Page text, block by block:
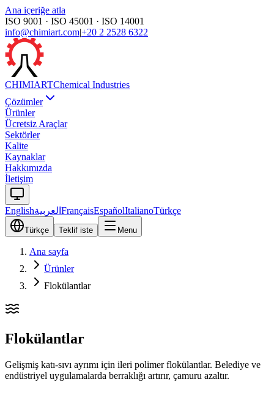
Ana içeriğe atla
ISO 9001 · ISO 45001 · ISO 14001
info@chimiart.com|+20 2 2528 6322
CHIMIARTChemical Industries
Çözümler
Ürünler
Ücretsiz Araçlar
Sektörler
Kalite
Kaynaklar
Hakkımızda
İletişim
Englishالعربية FrançaisEspañolItalianoTürkçe
Türkçe Teklif iste Menu
Ana sayfa
Ürünler
Flokülantlar
Flokülantlar
Gelişmiş katı-sıvı ayrımı için ileri polimer flokülantlar. Belediye ve
endüstriyel uygulamalarda berraklığı artırır, çamuru azaltır.